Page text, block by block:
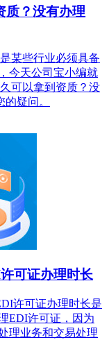
质？没有办理
某些行业必须具备
今天公司宝小编就
可以拿到资质？没
疑问。
可证办理时长
许可证办理时长是
EDI许可证，因为
理业务和交易处理